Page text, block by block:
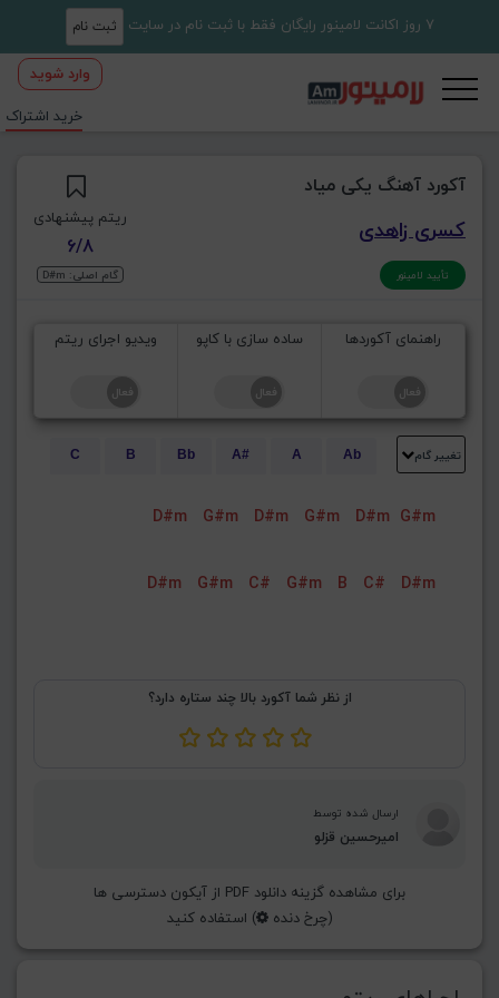
7 روز اکانت لامینور رایگان فقط با ثبت نام در سایت ثبت نام
وارد شوید
خرید اشتراک
آکورد آهنگ یکی میاد
کسری زاهدی
تأیید لامینور
ریتم پیشنهادی
6/8
گام اصلی: D#m
راهنمای آکوردها ساده سازی با کاپو ویدیو اجرای ریتم
تغییر گام Ab
A
A#
Bb
B
C
ذخیره گام
D#m G#m D#m G#m D#m G#m
D#m G#m C# G#m B C# D#m
از نظر شما آکورد بالا چند ستاره دارد؟
ارسال شده توسط
امیرحسین قزلو
برای مشاهده گزینه دانلود PDF از آیکون دسترسی ها
(چرخ دنده ) استفاده کنید